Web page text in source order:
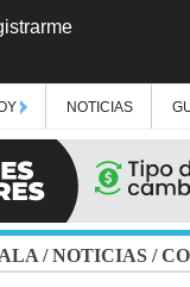
NOTICIAS
/NOTICIAS /